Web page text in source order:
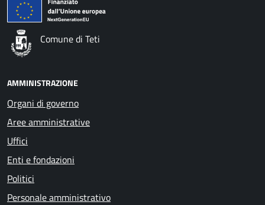
Comune di Teti
AMMINISTRAZIONE
Organi di governo
Aree amministrative
Uffici
Enti e fondazioni
Politici
Personale amministrativo